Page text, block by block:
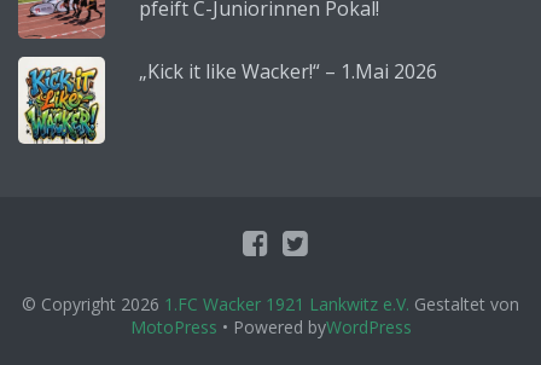
pfeift C-Juniorinnen Pokal!
„Kick it like Wacker!“ – 1.Mai 2026
© Copyright 2026 1.FC Wacker 1921 Lankwitz e.V. Gestaltet von
MotoPress • Powered byWordPress